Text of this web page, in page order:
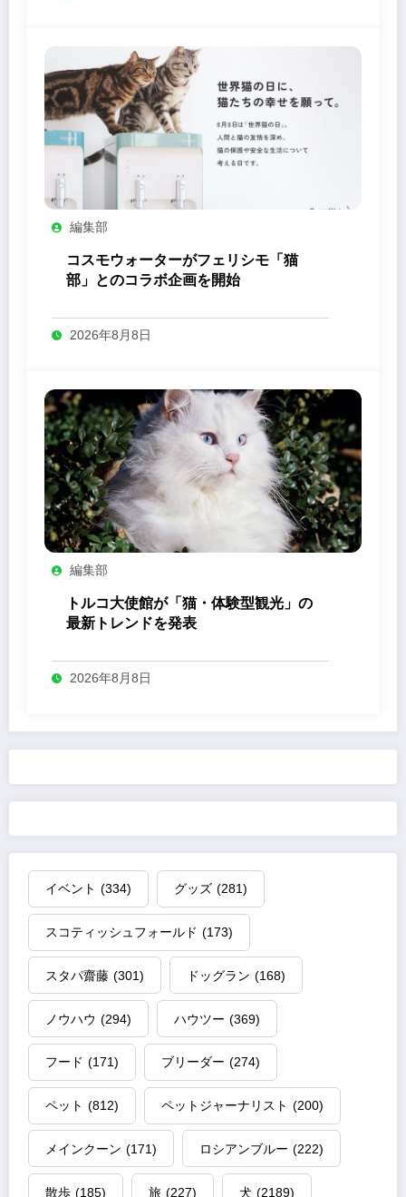
編集部
コスモウォーターがフェリシモ「猫
部」とのコラボ企画を開始
2026年8月8日
編集部
トルコ大使館が「猫・体験型観光」の
最新トレンドを発表
2026年8月8日
イベント (334) グッズ (281)
スコティッシュフォールド (173)
スタパ齋藤 (301) ドッグラン (168)
ノウハウ (294) ハウツー (369)
フード (171) ブリーダー (274)
ペット (812) ペットジャーナリスト (200)
メインクーン (171) ロシアンブルー (222)
散歩 (185) 旅 (227) 犬 (2189)